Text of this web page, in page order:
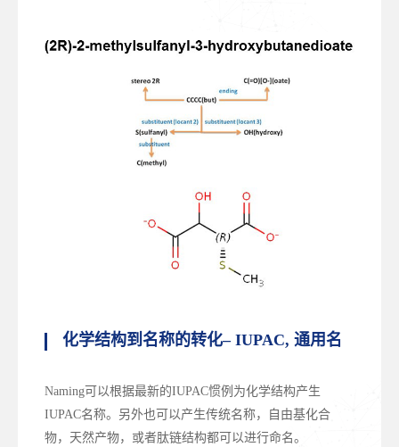
化学结构到名称的转化– IUPAC, 通用名
Naming可以根据最新的IUPAC惯例为化学结构产生
IUPAC名称。另外也可以产生传统名称，自由基化合
物，天然产物，或者肽链结构都可以进行命名。